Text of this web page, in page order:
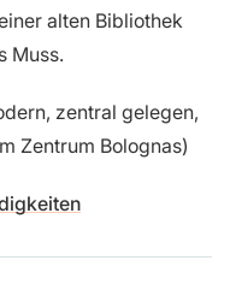
alten Bibliothek
Muss.
zentral gelegen,
Zentrum Bolognas)